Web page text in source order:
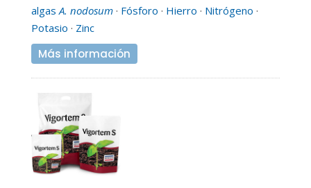
algas A. nodosum· Fósforo · Hierro · Nitrógeno ·
Potasio · Zinc
Más información